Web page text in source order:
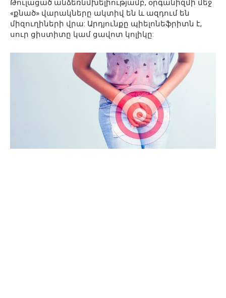
Թուլացած անձեռնմխելիությամբ, օրգանիզմի մեջ
«քնած» վարակները ակտիվ են և ազդում են
միզուղիների վրա: Արդյունքը պիելոնեֆրիտն է,
սուր ցիստիտը կամ ցավոտ կոլիկը: